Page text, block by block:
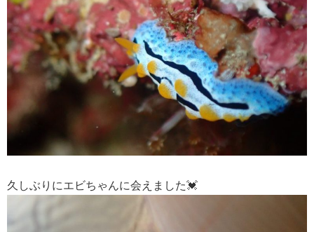
久しぶりにエビちゃんに会えました💓